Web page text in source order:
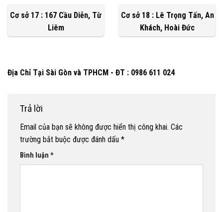
Cơ sở 17 : 167 Cầu Diễn, Từ
Liêm
Cơ sở 18 : Lê Trọng Tấn, An
Khách, Hoài Đức
Địa Chỉ Tại Sài Gòn và TPHCM - ĐT : 0986 611 024
Trả lời
Email của bạn sẽ không được hiển thị công khai. Các
trường bắt buộc được đánh dấu *
Bình luận *